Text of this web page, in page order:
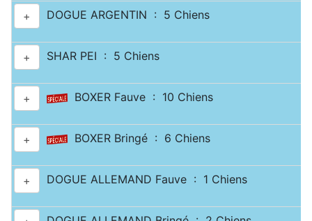
+ DOGUE ARGENTIN : 5 Chiens
+ SHAR PEI : 5 Chiens
+ BOXER Fauve : 10 Chiens
+ BOXER Bringé : 6 Chiens
+ DOGUE ALLEMAND Fauve : 1 Chiens